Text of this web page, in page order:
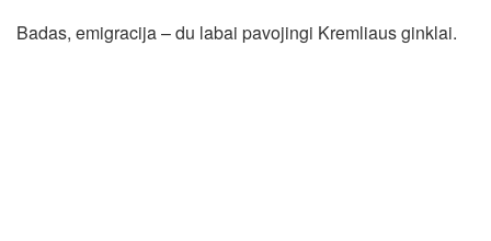
Badas, emigracija – du labai pavojingi Kremliaus ginklai.